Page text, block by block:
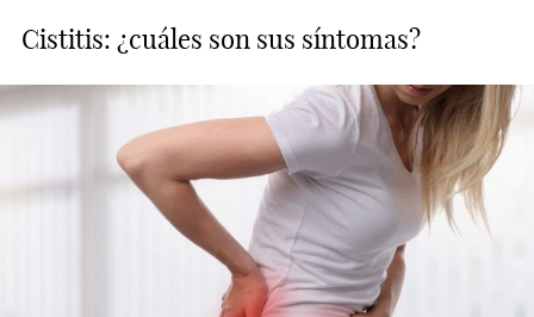
Cistitis: ¿cuáles son sus síntomas?